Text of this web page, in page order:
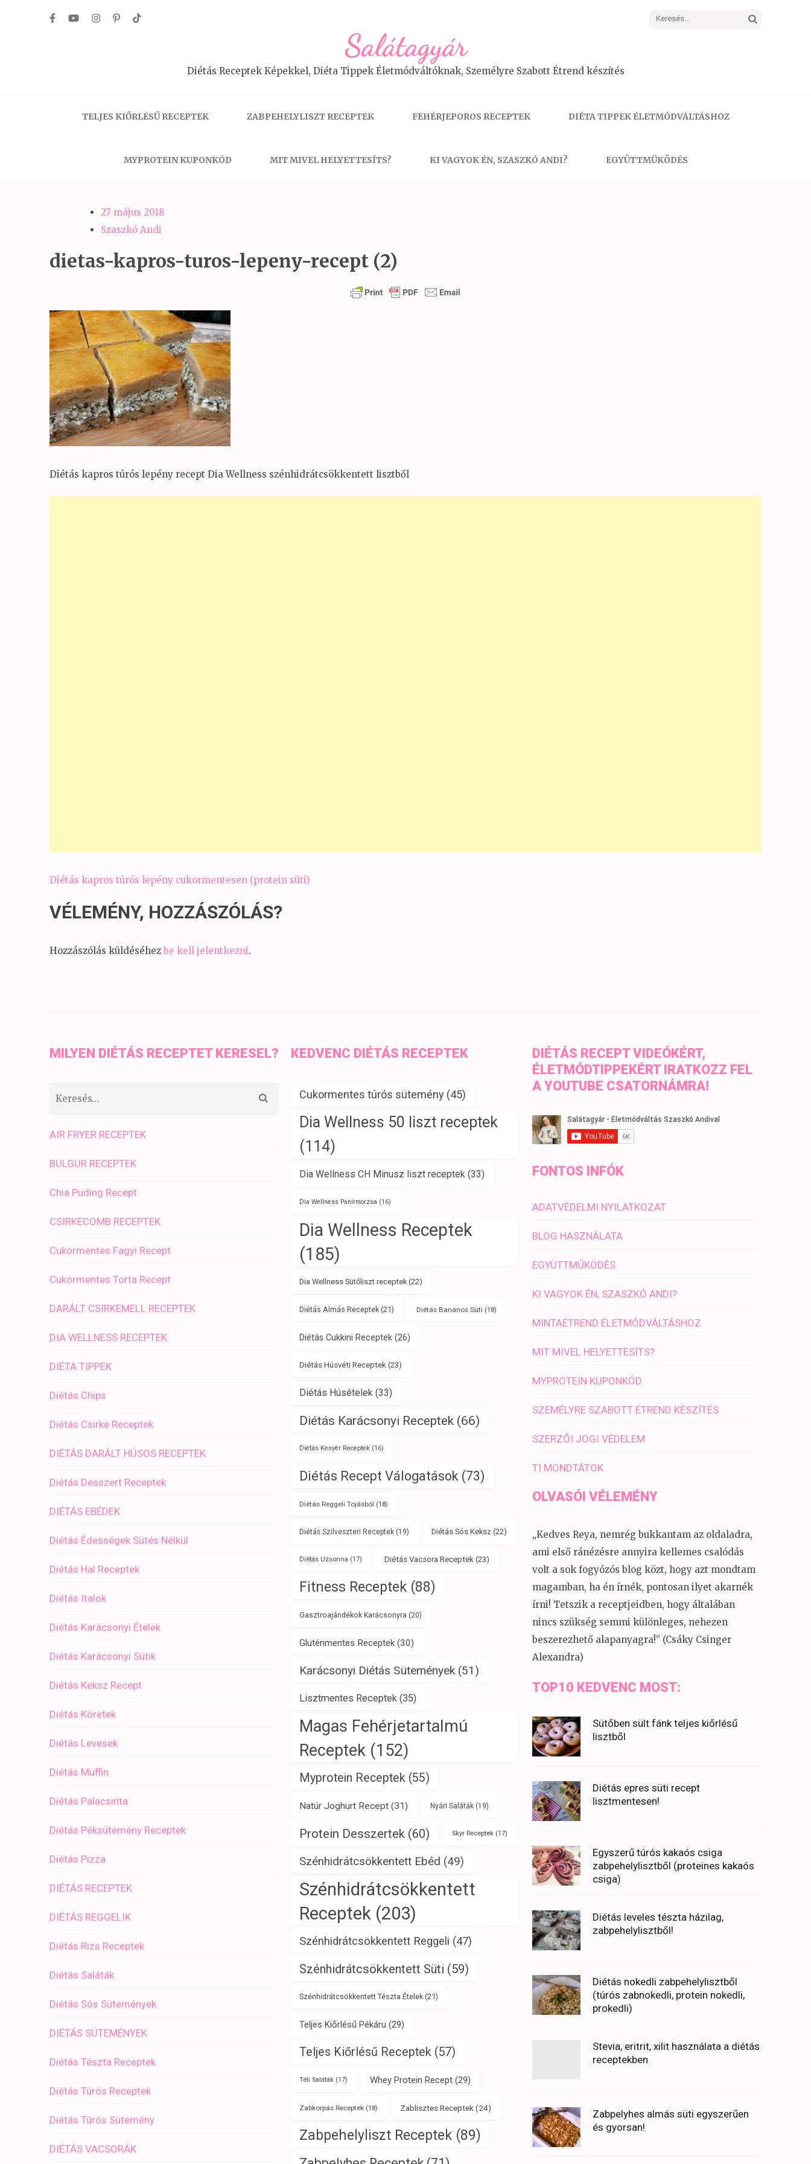
Keresés:
Salátagyár
Diétás Receptek Képekkel, Diéta Tippek Életmódváltóknak, Személyre Szabott Étrend készítés
TELJES KIŐRLÉSŰ RECEPTEK ZABPEHELYLISZT RECEPTEK FEHÉRJEPOROS RECEPTEK DIÉTA TIPPEK ÉLETMÓDVÁLTÁSHOZ
MYPROTEIN KUPONKÓD MIT MIVEL HELYETTESÍTS? KI VAGYOK ÉN, SZASZKÓ ANDI? EGYÜTTMŰKÖDÉS
27 május 2018
Szaszkó Andi
dietas-kapros-turos-lepeny-recept (2)
Diétás kapros túrós lepény recept Dia Wellness szénhidrátcsökkentett lisztből
Bejegyzés
Diétás kapros túrós lepény cukormentesen (protein süti)
VÉLEMÉNY, HOZZÁSZÓLÁS?
Hozzászólás küldéséhez be kell jelentkezni.
MILYEN DIÉTÁS RECEPTET KERESEL?
AIR FRYER RECEPTEK
BULGUR RECEPTEK
Chia Puding Recept
CSIRKECOMB RECEPTEK
Cukormentes Fagyi Recept
Cukormentes Torta Recept
DARÁLT CSIRKEMELL RECEPTEK
DIA WELLNESS RECEPTEK
DIÉTA TIPPEK
Diétás Chips
Diétás Csirke Receptek
DIÉTÁS DARÁLT HÚSOS RECEPTEK
Diétás Desszert Receptek
DIÉTÁS EBÉDEK
Diétás Édességek Sütés Nélkül
Diétás Hal Receptek
Diétás Italok
Diétás Karácsonyi Ételek
Diétás Karácsonyi Sütik
Diétás Keksz Recept
Diétás Köretek
Diétás Levesek
Diétás Muffin
Diétás Palacsinta
Diétás Péksütemény Receptek
Diétás Pizza
DIÉTÁS RECEPTEK
DIÉTÁS REGGELIK
Diétás Rizs Receptek
Diétás Saláták
Diétás Sós Sütemények
DIÉTÁS SÜTEMÉNYEK
Diétás Tészta Receptek
Diétás Túrós Receptek
Diétás Túrós Sütemény
DIÉTÁS VACSORÁK
KEDVENC DIÉTÁS RECEPTEK
Cukormentes túrós sütemény(45)
Dia Wellness 50 liszt receptek
(114)
Dia Wellness CH Minusz liszt receptek (33)
Dia Wellness Panírmorzsa (16)
Dia Wellness Receptek
(185)
Dia Wellness Sütőliszt receptek(22)
Diétás Almás Receptek(21) Diétás Banános Süti (18)
Diétás Cukkini Receptek(26)
Diétás Húsvéti Receptek (23)
Diétás Húsételek (33)
Diétás Karácsonyi Receptek(66)
Diétás Kenyér Receptek(16)
Diétás Recept Válogatások (73)
Diétás Reggeli Tojásból (18)
Diétás Szilveszteri Receptek(19) Diétás Sós Keksz (22)
Diétás Uzsonna (17) Diétás Vacsora Receptek (23)
Fitness Receptek(88)
Gasztroajándékok Karácsonyra (20)
Gluténmentes Receptek(30)
Karácsonyi Diétás Sütemények(51)
Lisztmentes Receptek (35)
Magas Fehérjetartalmú
Receptek(152)
Myprotein Receptek(55)
Natúr Joghurt Recept(31) Nyári Saláták(19)
Protein Desszertek (60) Skyr Receptek(17)
Szénhidrátcsökkentett Ebéd (49)
Szénhidrátcsökkentett
Receptek (203)
Szénhidrátcsökkentett Reggeli (47)
Szénhidrátcsökkentett Süti (59)
Szénhidrátcsökkentett Tészta Ételek(21)
Teljes Kiőrlésű Pékáru (29)
Teljes Kiőrlésű Receptek(57)
Téli Saláták(17) Whey Protein Recept(29)
Zabkorpás Receptek(18) Zablisztes Receptek (24)
Zabpehelyliszt Receptek(89)
DIÉTÁS RECEPT VIDEÓKÉRT,
ÉLETMÓDTIPPEKÉRT IRATKOZZ FEL
A YOUTUBE CSATORNÁMRA!
FONTOS INFÓK
ADATVÉDELMI NYILATKOZAT
BLOG HASZNÁLATA
EGYÜTTMŰKÖDÉS
KI VAGYOK ÉN, SZASZKÓ ANDI?
MINTAÉTREND ÉLETMÓDVÁLTÁSHOZ
MIT MIVEL HELYETTESÍTS?
MYPROTEIN KUPONKÓD
SZEMÉLYRE SZABOTT ÉTREND KÉSZÍTÉS
SZERZŐI JOGI VÉDELEM
TI MONDTÁTOK
OLVASÓI VÉLEMÉNY
„Kedves Reya, nemrég bukkantam az oldaladra,
ami első ránézésre annyira kellemes csalódás
volt a sok fogyózós blog közt, hogy azt mondtam
magamban, ha én írnék, pontosan ilyet akarnék
írni! Tetszik a receptjeidben, hogy általában
nincs szükség semmi különleges, nehezen
beszerezhető alapanyagra!” (Csáky Csinger
Alexandra)
TOP10 KEDVENC MOST:
Sütőben sült fánk teljes kiőrlésű
lisztből
Diétás epres süti recept
lisztmentesen!
Egyszerű túrós kakaós csiga
zabpehelylisztből (proteines kakaós
csiga)
Diétás leveles tészta házilag,
zabpehelylisztből!
Diétás nokedli zabpehelylisztből
(túrós zabnokedli, protein nokedli,
prokedli)
Stevia, eritrit, xilit használata a diétás
receptekben
Zabpelyhes almás süti egyszerűen
és gyorsan!